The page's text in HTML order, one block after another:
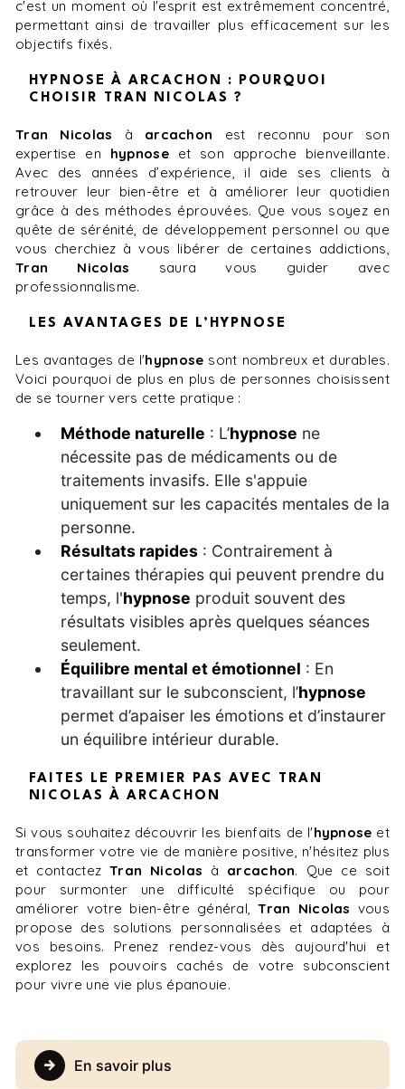
c'est un moment où l'esprit est extrêmement concentré,
permettant ainsi de travailler plus efficacement sur les
objectifs fixés.
HYPNOSE À ARCACHON : POURQUOI
CHOISIR TRAN NICOLAS ?
Tran Nicolas à arcachon est reconnu pour son
expertise en hypnoseet son approche bienveillante.
Avec des années d’expérience, il aide ses clients à
retrouver leur bien-être et à améliorer leur quotidien
grâce à des méthodes éprouvées. Que vous soyez en
quête de sérénité, de développement personnel ou que
vous cherchiez à vous libérer de certaines addictions,
Tran Nicolas saura vous guider avec
professionnalisme.
LES AVANTAGES DE L’HYPNOSE
Les avantages de l'hypnose sont nombreux et durables.
Voici pourquoi de plus en plus de personnes choisissent
de se tourner vers cette pratique :
Méthode naturelle : L’hypnose ne
nécessite pas de médicaments ou de
traitements invasifs. Elle s'appuie
uniquement sur les capacités mentales de la
personne.
Résultats rapides : Contrairement à
certaines thérapies qui peuvent prendre du
temps, l'hypnose produit souvent des
résultats visibles après quelques séances
seulement.
Équilibre mental et émotionnel : En
travaillant sur le subconscient, l’hypnose
permet d’apaiser les émotions et d’instaurer
un équilibre intérieur durable.
FAITES LE PREMIER PAS AVEC TRAN
NICOLAS À ARCACHON
Si vous souhaitez découvrir les bienfaits de l'hypnose et
transformer votre vie de manière positive, n'hésitez plus
et contactez Tran Nicolas à arcachon. Que ce soit
pour surmonter une difficulté spécifique ou pour
améliorer votre bien-être général,Tran Nicolas vous
propose des solutions personnalisées et adaptées à
vos besoins. Prenez rendez-vous dès aujourd'hui et
explorez les pouvoirs cachés de votre subconscient
pour vivre une vie plus épanouie.
En savoir plus